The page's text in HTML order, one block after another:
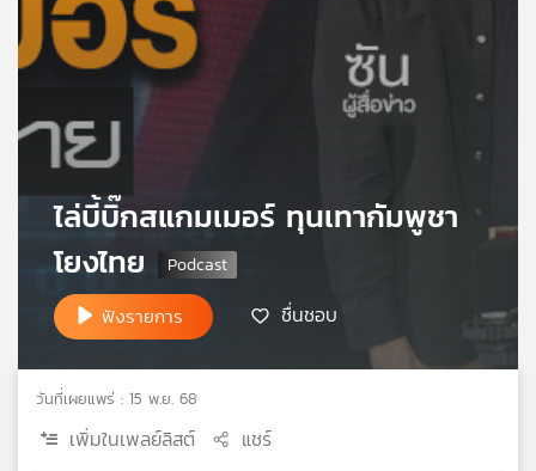
เครือ
ข่าย
ไทย
เอส
แผนที่
ข่าย
ไล่บี้บิ๊กสแกมเมอร์ ทุนเทากัมพูชา
โยงไทย
ฟังรายการ ชื่นชอบ
วันที่เผยแพร่ : 15 พ.ย. 68
เพิ่มในเพลย์ลิสต์ แชร์